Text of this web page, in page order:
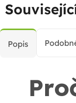
Popis